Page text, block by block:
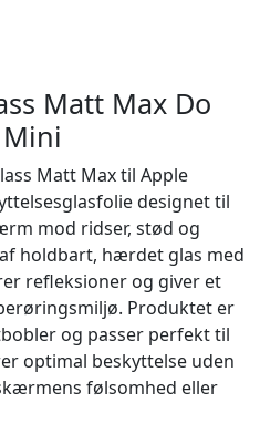
Matt Max Do
Matt Max til Apple
designet til
mod ridser, stød og
holdbart, hærdet glas med
refleksioner og giver et
Produktet er
og passer perfekt til
optimal beskyttelse uden
følsomhed eller